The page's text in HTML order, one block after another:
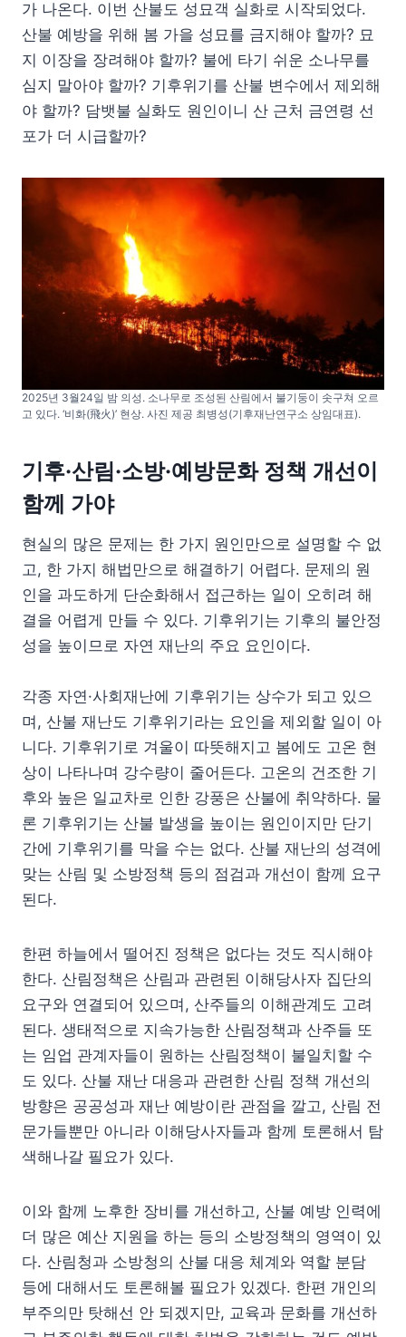
가 나온다. 이번 산불도 성묘객 실화로 시작되었다.
산불 예방을 위해 봄 가을 성묘를 금지해야 할까? 묘
지 이장을 장려해야 할까? 불에 타기 쉬운 소나무를
심지 말아야 할까? 기후위기를 산불 변수에서 제외해
야 할까? 담뱃불 실화도 원인이니 산 근처 금연령 선
포가 더 시급할까?
2025년 3월24일 밤 의성. 소나무로 조성된 산림에서 불기둥이 솟구쳐 오르
고 있다. ‘비화(飛火)’ 현상. 사진 제공 최병성(기후재난연구소 상임대표).
기후·산림·소방·예방문화 정책 개선이
함께 가야
현실의 많은 문제는 한 가지 원인만으로 설명할 수 없
고, 한 가지 해법만으로 해결하기 어렵다. 문제의 원
인을 과도하게 단순화해서 접근하는 일이 오히려 해
결을 어렵게 만들 수 있다. 기후위기는 기후의 불안정
성을 높이므로 자연 재난의 주요 요인이다.
각종 자연·사회재난에 기후위기는 상수가 되고 있으
며, 산불 재난도 기후위기라는 요인을 제외할 일이 아
니다. 기후위기로 겨울이 따뜻해지고 봄에도 고온 현
상이 나타나며 강수량이 줄어든다. 고온의 건조한 기
후와 높은 일교차로 인한 강풍은 산불에 취약하다. 물
론 기후위기는 산불 발생을 높이는 원인이지만 단기
간에 기후위기를 막을 수는 없다. 산불 재난의 성격에
맞는 산림 및 소방정책 등의 점검과 개선이 함께 요구
된다.
한편 하늘에서 떨어진 정책은 없다는 것도 직시해야
한다. 산림정책은 산림과 관련된 이해당사자 집단의
요구와 연결되어 있으며, 산주들의 이해관계도 고려
된다. 생태적으로 지속가능한 산림정책과 산주들 또
는 임업 관계자들이 원하는 산림정책이 불일치할 수
도 있다. 산불 재난 대응과 관련한 산림 정책 개선의
방향은 공공성과 재난 예방이란 관점을 깔고, 산림 전
문가들뿐만 아니라 이해당사자들과 함께 토론해서 탐
색해나갈 필요가 있다.
이와 함께 노후한 장비를 개선하고, 산불 예방 인력에
더 많은 예산 지원을 하는 등의 소방정책의 영역이 있
다. 산림청과 소방청의 산불 대응 체계와 역할 분담
등에 대해서도 토론해볼 필요가 있겠다. 한편 개인의
부주의만 탓해선 안 되겠지만, 교육과 문화를 개선하